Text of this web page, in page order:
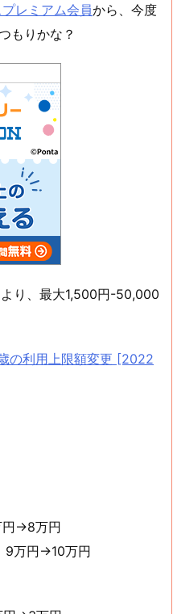
レミアム会員から、今度
もりかな？
り、最大1,500円-50,000
の利用上限額変更 [2022
円→8万円
9万円→10万円